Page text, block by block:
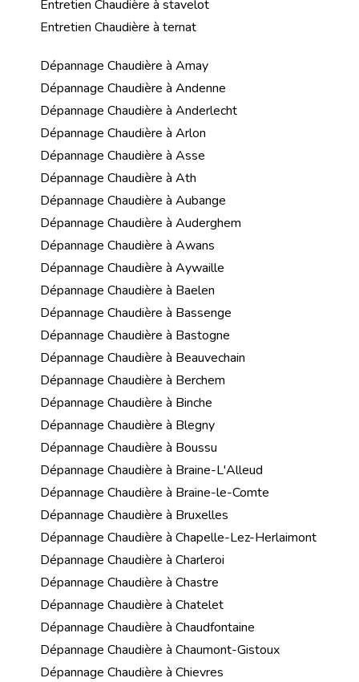
Entretien Chaudière à stavelot
Entretien Chaudière à ternat
Dépannage Chaudière à Amay
Dépannage Chaudière à Andenne
Dépannage Chaudière à Anderlecht
Dépannage Chaudière à Arlon
Dépannage Chaudière à Asse
Dépannage Chaudière à Ath
Dépannage Chaudière à Aubange
Dépannage Chaudière à Auderghem
Dépannage Chaudière à Awans
Dépannage Chaudière à Aywaille
Dépannage Chaudière à Baelen
Dépannage Chaudière à Bassenge
Dépannage Chaudière à Bastogne
Dépannage Chaudière à Beauvechain
Dépannage Chaudière à Berchem
Dépannage Chaudière à Binche
Dépannage Chaudière à Blegny
Dépannage Chaudière à Boussu
Dépannage Chaudière à Braine-L'Alleud
Dépannage Chaudière à Braine-le-Comte
Dépannage Chaudière à Bruxelles
Dépannage Chaudière à Chapelle-Lez-Herlaimont
Dépannage Chaudière à Charleroi
Dépannage Chaudière à Chastre
Dépannage Chaudière à Chatelet
Dépannage Chaudière à Chaudfontaine
Dépannage Chaudière à Chaumont-Gistoux
Dépannage Chaudière à Chievres